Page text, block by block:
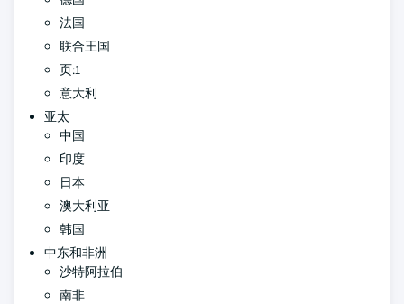
法国
联合王国
页:1
意大利
亚太
中国
印度
日本
澳大利亚
韩国
中东和非洲
沙特阿拉伯
南非